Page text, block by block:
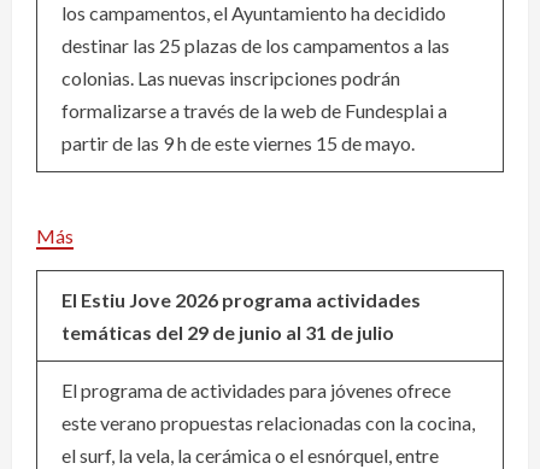
los campamentos, el Ayuntamiento ha decidido
destinar las 25 plazas de los campamentos a las
colonias. Las nuevas inscripciones podrán
formalizarse a través de la web de Fundesplai a
partir de las 9 h de este viernes 15 de mayo.
Más
El Estiu Jove 2026 programa actividades
temáticas del 29 de junio al 31 de julio
El programa de actividades para jóvenes ofrece
este verano propuestas relacionadas con la cocina,
el surf, la vela, la cerámica o el esnórquel, entre